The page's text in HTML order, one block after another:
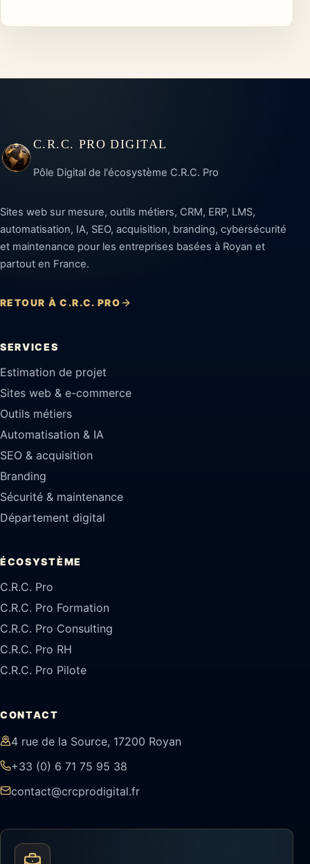
C.R.C. PRO DIGITAL
Pôle Digital de l'écosystème C.R.C. Pro
Sites web sur mesure, outils métiers, CRM, ERP, LMS,
automatisation, IA, SEO, acquisition, branding, cybersécurité
et maintenance pour les entreprises basées à Royan et
partout en France.
RETOUR À C.R.C. PRO
SERVICES
Estimation de projet
Sites web & e-commerce
Outils métiers
Automatisation & IA
SEO & acquisition
Branding
Sécurité & maintenance
Département digital
ÉCOSYSTÈME
C.R.C. Pro
C.R.C. Pro Formation
C.R.C. Pro Consulting
C.R.C. Pro RH
C.R.C. Pro Pilote
CONTACT
4 rue de la Source, 17200 Royan
+33 (0) 6 71 75 95 38
contact@crcprodigital.fr